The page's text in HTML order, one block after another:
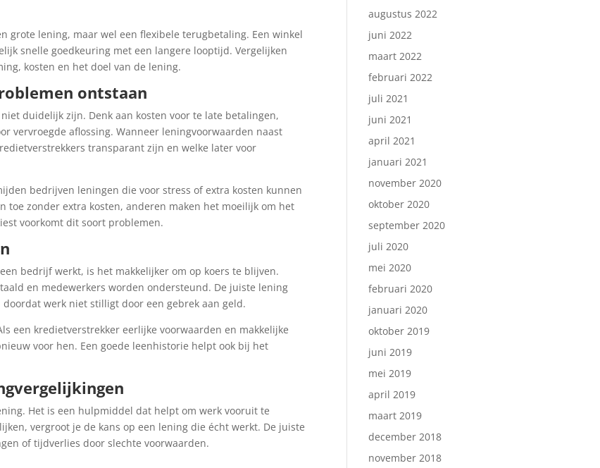
grote lening, maar wel een flexibele terugbetaling. Een winkel
snelle goedkeuring met een langere looptijd. Vergelijken
kosten en het doel van de lening.
ontstaan
duidelijk zijn. Denk aan kosten voor te late betalingen,
vervroegde aflossing. Wanneer leningvoorwaarden naast
transparant zijn en welke later voor
bedrijven leningen die voor stress of extra kosten kunnen
toe zonder extra kosten, anderen maken het moeilijk om het
voorkomt dit soort problemen.
bedrijf werkt, is het makkelijker om op koers te blijven.
en medewerkers worden ondersteund. De juiste lening
werk niet stilligt door een gebrek aan geld.
een kredietverstrekker eerlijke voorwaarden en makkelijke
voor hen. Een goede leenhistorie helpt ook bij het
Het is een hulpmiddel dat helpt om werk vooruit te
vergroot je de kans op een lening die écht werkt. De juiste
of tijdverlies door slechte voorwaarden.
augustus 2022
juni 2022
maart 2022
februari 2022
juli 2021
juni 2021
april 2021
januari 2021
november 2020
oktober 2020
september 2020
juli 2020
mei 2020
februari 2020
januari 2020
oktober 2019
juni 2019
mei 2019
april 2019
maart 2019
december 2018
november 2018